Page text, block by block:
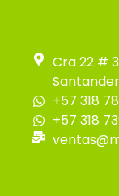
Cra 22 #
Santander
+57 318
+57 318